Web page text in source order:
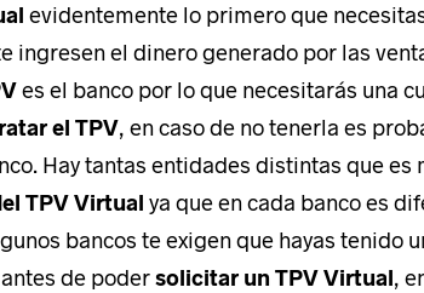
evidentemente lo primero que
ingresen el dinero generado por las
es el banco por lo que necesitarás una
el TPV, en caso de no tenerla es
Hay tantas entidades distintas que
TPV Virtual ya que en cada banco es
bancos te exigen que hayas tenido
de podersolicitar un TPV Virtual,